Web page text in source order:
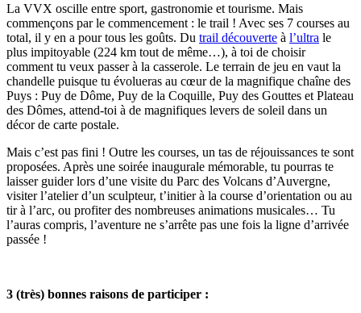
La VVX oscille entre sport, gastronomie et tourisme. Mais
commençons par le commencement : le trail ! Avec ses 7 courses au
total, il y en a pour tous les goûts. Du trail découverte à l’ultra le
plus impitoyable (224 km tout de même…), à toi de choisir
comment tu veux passer à la casserole. Le terrain de jeu en vaut la
chandelle puisque tu évolueras au cœur de la magnifique chaîne des
Puys : Puy de Dôme, Puy de la Coquille, Puy des Gouttes et Plateau
des Dômes, attend-toi à de magnifiques levers de soleil dans un
décor de carte postale.
Mais c’est pas fini ! Outre les courses, un tas de réjouissances te sont
proposées. Après une soirée inaugurale mémorable, tu pourras te
laisser guider lors d’une visite du Parc des Volcans d’Auvergne,
visiter l’atelier d’un sculpteur, t’initier à la course d’orientation ou au
tir à l’arc, ou profiter des nombreuses animations musicales… Tu
l’auras compris, l’aventure ne s’arrête pas une fois la ligne d’arrivée
passée !
3 (très) bonnes raisons de participer :